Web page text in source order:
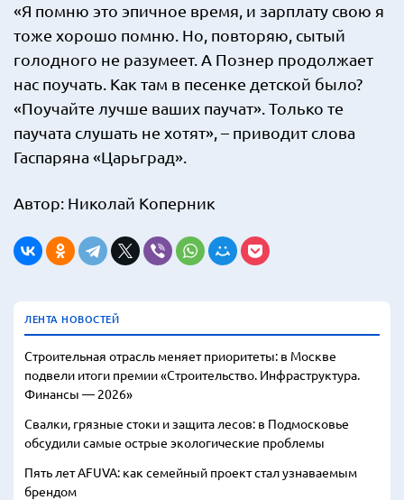
«Я помню это эпичное время, и зарплату свою я
тоже хорошо помню. Но, повторяю, сытый
голодного не разумеет. А Познер продолжает
нас поучать. Как там в песенке детской было?
«Поучайте лучше ваших паучат». Только те
паучата слушать не хотят», – приводит слова
Гаспаряна «Царьград».
Автор: Николай Коперник
ЛЕНТА НОВОСТЕЙ
Строительная отрасль меняет приоритеты: в Москве
подвели итоги премии «Строительство. Инфраструктура.
Финансы — 2026»
Свалки, грязные стоки и защита лесов: в Подмосковье
обсудили самые острые экологические проблемы
Пять лет AFUVA: как семейный проект стал узнаваемым
брендом